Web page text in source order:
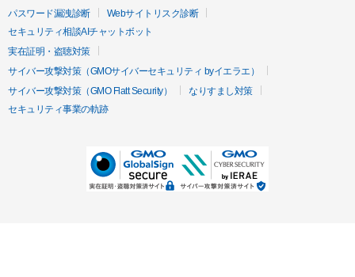
パスワード漏洩診断
Webサイトリスク診断
セキュリティ相談AIチャットボット
実在証明・盗聴対策
サイバー攻撃対策（GMOサイバーセキュリティ byイエラエ）
サイバー攻撃対策（GMO Flatt Security）
なりすまし対策
セキュリティ事業の軌跡